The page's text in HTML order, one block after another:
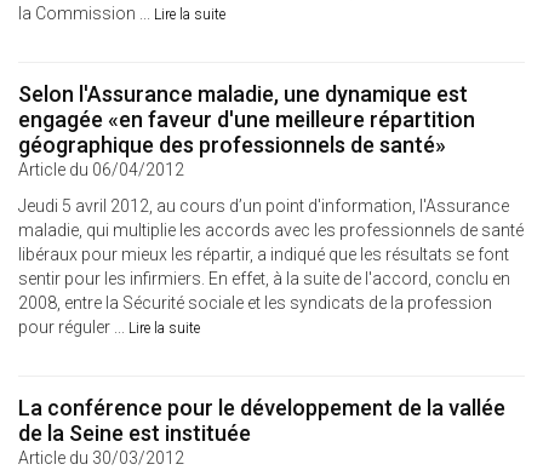
la Commission ... Lire la suite
Selon l'Assurance maladie, une dynamique est
engagée «en faveur d'une meilleure répartition
géographique des professionnels de santé»
Article du 06/04/2012
Jeudi 5 avril 2012, au cours d’un point d'information, l'Assurance
maladie, qui multiplie les accords avec les professionnels de santé
libéraux pour mieux les répartir, a indiqué que les résultats se font
sentir pour les infirmiers. En effet, à la suite de l'accord, conclu en
2008, entre la Sécurité sociale et les syndicats de la profession
pour réguler ... Lire la suite
La conférence pour le développement de la vallée
de la Seine est instituée
Article du 30/03/2012